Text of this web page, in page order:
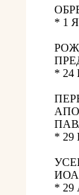
* 1
* 24
* 29
* 29